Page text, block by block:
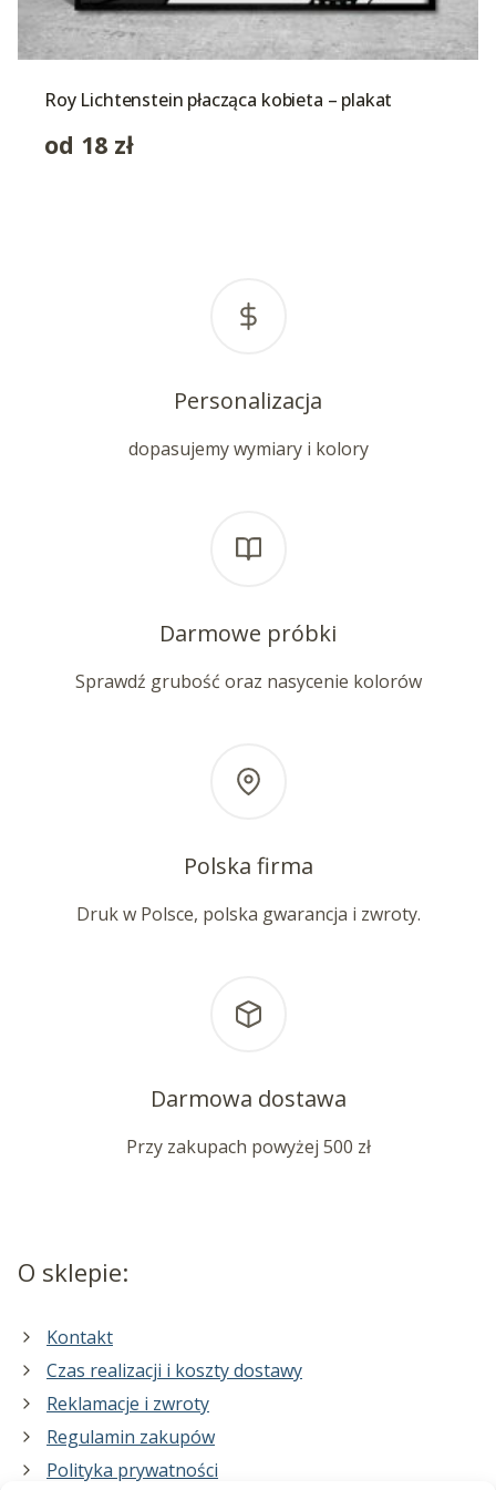
Roy Lichtenstein płacząca kobieta – plakat
od 18 zł
Personalizacja
dopasujemy wymiary i kolory
Darmowe próbki
Sprawdź grubość oraz nasycenie kolorów
Polska firma
Druk w Polsce, polska gwarancja i zwroty.
Darmowa dostawa
Przy zakupach powyżej 500 zł
O sklepie:
Kontakt
Czas realizacji i koszty dostawy
Reklamacje i zwroty
Regulamin zakupów
Polityka prywatności